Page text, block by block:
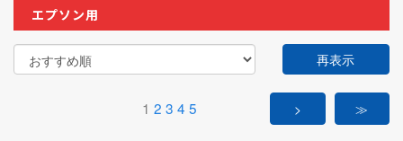
エプソン用
再表示
1 2 3 4 5 > ≫